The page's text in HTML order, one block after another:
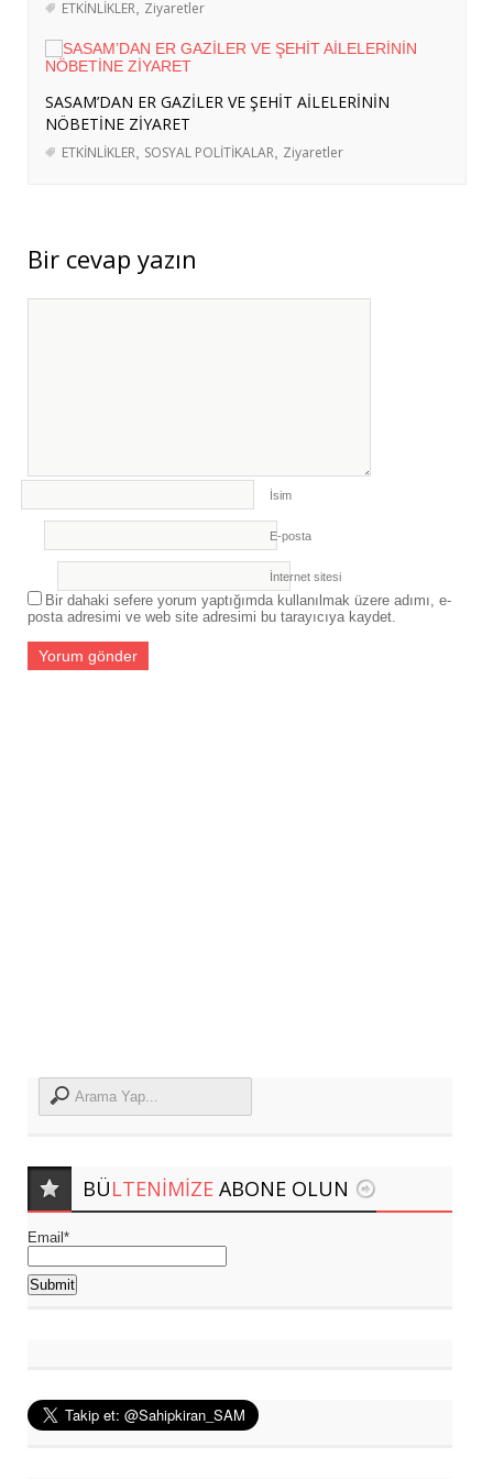
29 Temmuz 2026
SASAM’DAN ERASMUS+ KAPSAMINDA
İSVEÇ’E HAZIRLIK ZİYARETİ
- 27 Temmuz
2026
Temmuz 2026
ETKİNLİKLER Ziyaretler
SASAM’DAN ER GAZİLER VE ŞEHİT AİLELERİNİN
NÖBETİNE ZİYARET
ETKİNLİKLER SOSYAL POLİTİKALAR Ziyaretler
Bir cevap yazın
İsim
E-posta
İnternet sitesi
Bir dahaki sefere yorum yaptığımda kullanılmak üzere adımı, e-
posta adresimi ve web site adresimi bu tarayıcıya kaydet.
BÜLTENIMIZE ABONE OLUN
Email*